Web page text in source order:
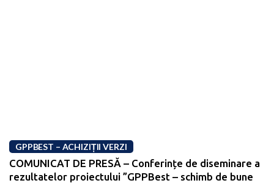
GPPBEST – ACHIZIȚII VERZI
COMUNICAT DE PRESĂ – Conferințe de diseminare a
rezultatelor proiectului ”GPPBest – schimb de bune